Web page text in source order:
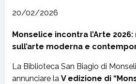
20/02/2026
Monselice incontra l’Arte
sull’arte moderna e
La Biblioteca San Biagio di
annunciare la V edizione di